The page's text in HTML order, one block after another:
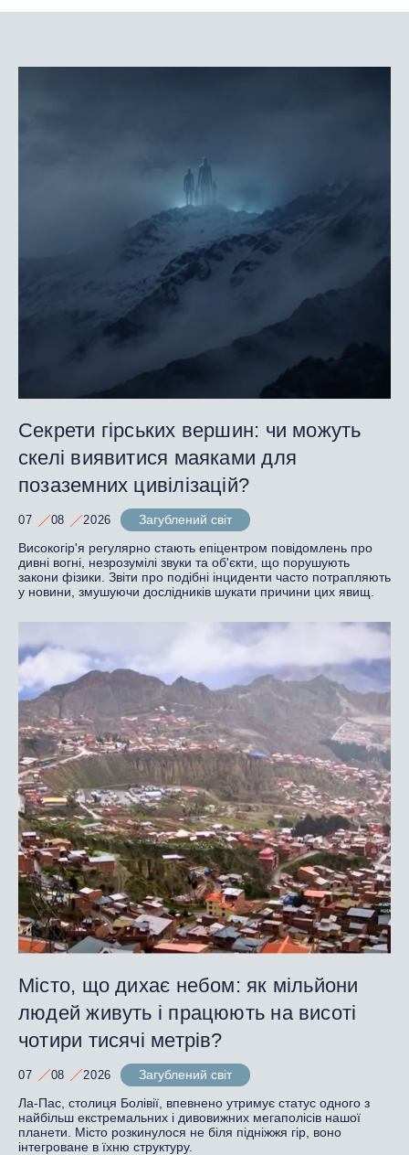
Секрети гірських вершин: чи можуть
скелі виявитися маяками для
позаземних цивілізацій?
07 08 2026
Загублений світ
Високогір'я регулярно стають епіцентром повідомлень про
дивні вогні, незрозумілі звуки та об'єкти, що порушують
закони фізики. Звіти про подібні інциденти часто потрапляють
у новини, змушуючи дослідників шукати причини цих явищ.
Місто, що дихає небом: як мільйони
людей живуть і працюють на висоті
чотири тисячі метрів?
07 08 2026
Загублений світ
Ла-Пас, столиця Болівії, впевнено утримує статус одного з
найбільш екстремальних і дивовижних мегаполісів нашої
планети. Місто розкинулося не біля підніжжя гір, воно
інтегроване в їхню структуру.